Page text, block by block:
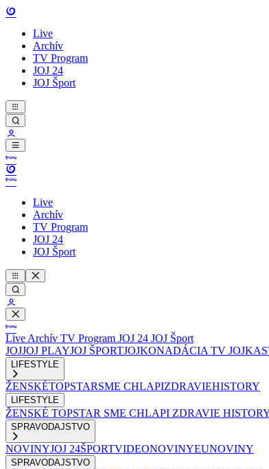
Live
Archív
TV Program
JOJ 24
JOJ Šport
Live
Archív
TV Program
JOJ 24
JOJ Šport
Live Archív TV Program JOJ 24 JOJ Šport
JOJJOJ PLAYJOJ ŠPORTJOJKONADÁCIA TV JOJ
LIFESTYLE
ŽENSKÉTOPSTARSME CHLAPIZDRAVIEHISTORY
LIFESTYLE
ŽENSKÉ TOPSTAR SME CHLAPI ZDRAVIE
SPRAVODAJSTVO
NOVINYJOJ 24ŠPORTVIDEONOVINYEUNOVINY
SPRAVODAJSTVO